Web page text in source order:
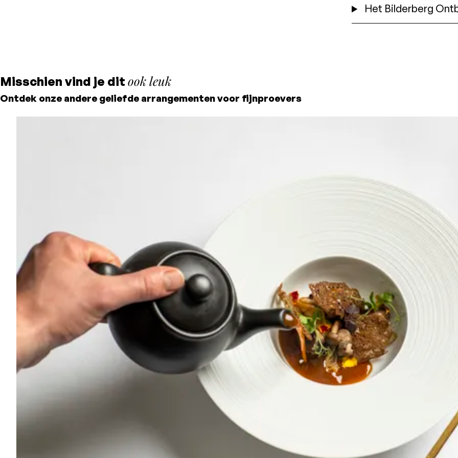
Het Bilderberg
Misschien vind je dit ook leuk
Ontdek onze andere geliefde arrangementen voor fijnproevers
Laagste prijsgarantie
Gratis annuleren tot 24
uur voor aankomst
Geen creditcard nodig,
je betaalt in het hotel